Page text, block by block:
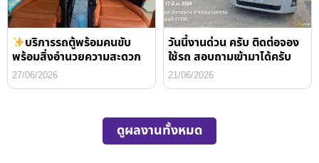
บริการรถตู้พร้อมคนขับ
พร้อมสิ่งอำนวยความสะดวก
27/06/2026
วันนี้งานด่วน ครับ ติดต่อจอง
ใช้รถ สอบถามเข้ามาได้ครับ
21/06/2026
ดูผลงานทั้งหมด